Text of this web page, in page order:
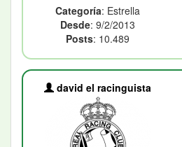
Categoría: Estrella
Desde: 9/2/2013
Posts: 10.489
david el racinguista